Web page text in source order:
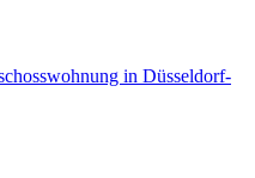
in Düsseldorf-